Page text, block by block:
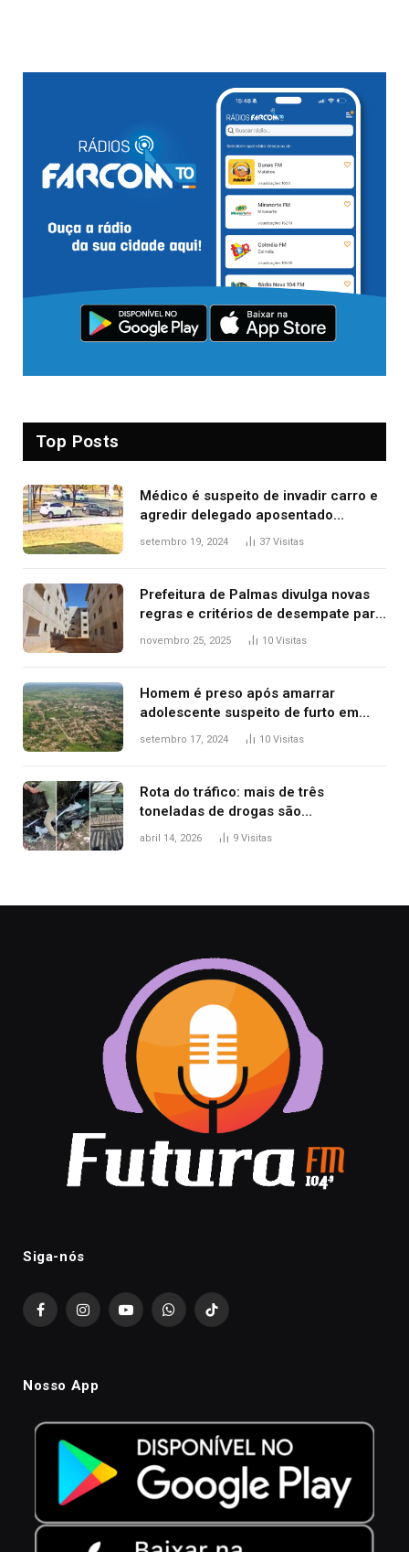
Top Posts
Médico é suspeito de invadir carro e
agredir delegado aposentado
durante confusão no trânsito
setembro 19, 2024 37 Visitas
Prefeitura de Palmas divulga novas
regras e critérios de desempate para
seleção de famílias no Minha Casa,
novembro 25, 2025 10 Visitas
Homem é preso após amarrar
adolescente suspeito de furto em
estaca de cerca e agredi-lo
setembro 17, 2024 10 Visitas
Rota do tráfico: mais de três
toneladas de drogas são
apreendidas no TO em três meses
abril 14, 2026 9 Visitas
Siga-nós
FacebookInstagramYouTubeWhatsAppTikTok
Nosso App